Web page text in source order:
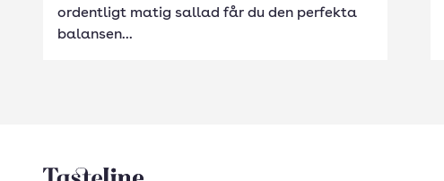
ordentligt matig sallad får du den perfekta
balansen...
Tasteline startsida